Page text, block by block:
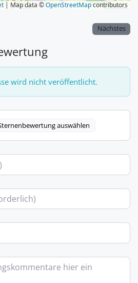
| Map data ©OpenStreetMapcontributors
Nächstes
wird nicht veröffentlicht.
auswählen